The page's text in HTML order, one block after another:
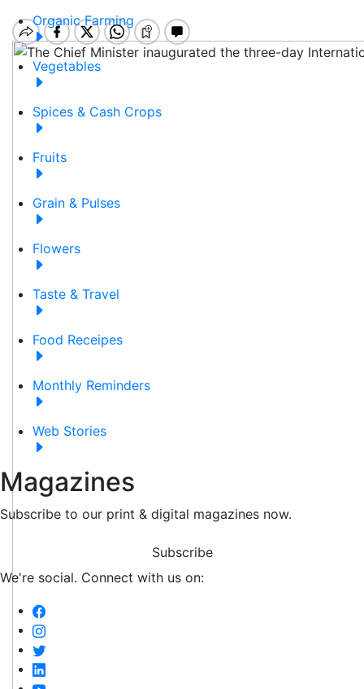
Organic Farming
Vegetables
Spices & Cash Crops
Fruits
Grain & Pulses
Flowers
Taste & Travel
Food Receipes
Monthly Reminders
Web Stories
Magazines
Subscribe to our print & digital magazines now.
Subscribe
We're social. Connect with us on: